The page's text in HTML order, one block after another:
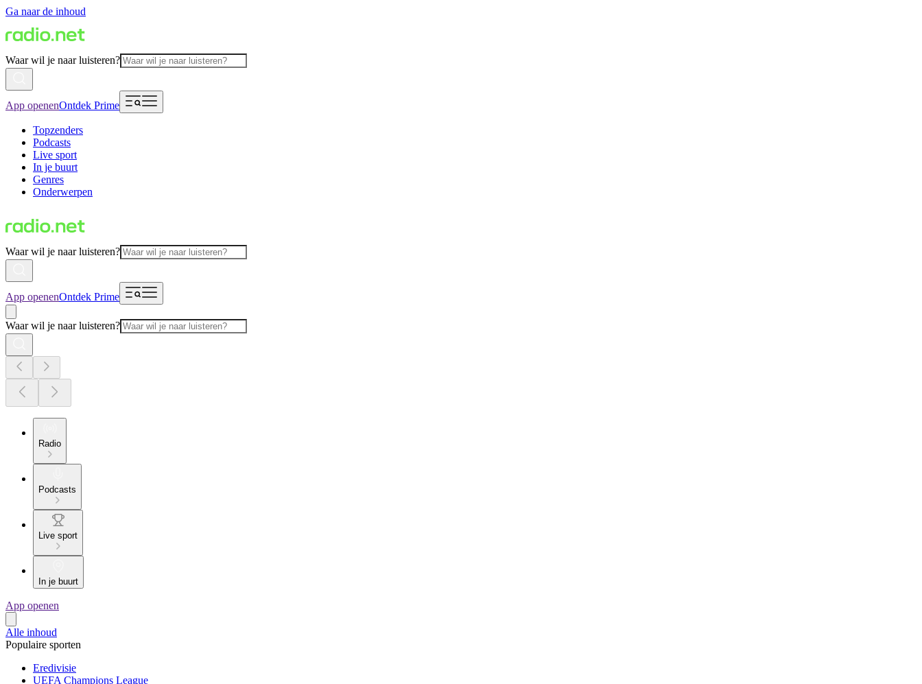
Ga naar de inhoud
Waar wil je naar luisteren?
App openenOntdek Prime
Topzenders
Podcasts
Live sport
In je buurt
Genres
Onderwerpen
Waar wil je naar luisteren?
App openenOntdek Prime
Waar wil je naar luisteren?
Radio
Podcasts
Live sport
In je buurt
App openen
Alle inhoud
Populaire sporten
Eredivisie
UEFA Champions League